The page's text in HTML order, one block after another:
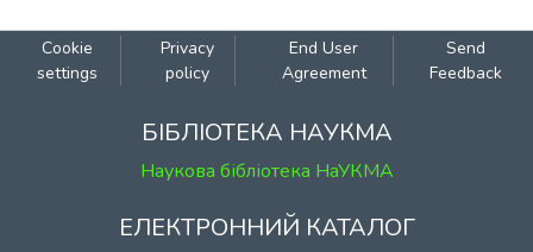
Cookie
settings
Privacy
policy
End User
Agreement
Send
Feedback
БІБЛІОТЕКА НАУКМА
Наукова бібліотека НаУКМА
ЕЛЕКТРОННИЙ КАТАЛОГ